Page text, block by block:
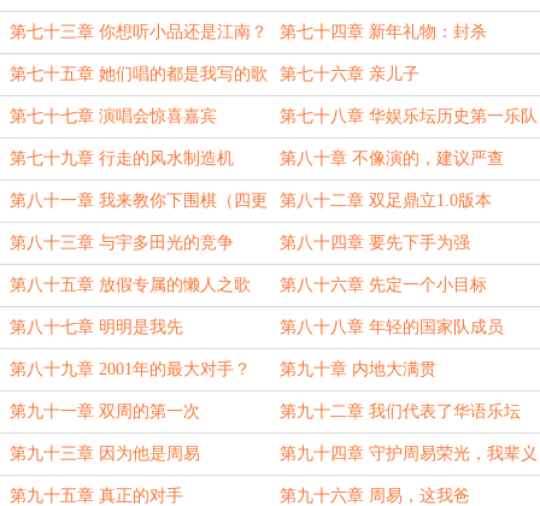
~）
第七十三章 你想听小品还是江南？ 第七十四章 新年礼物：封杀
第七十五章 她们唱的都是我写的歌 第七十六章 亲儿子
第七十七章 演唱会惊喜嘉宾 第七十八章 华娱乐坛历史第一乐队
组合
第七十九章 行走的风水制造机 第八十章 不像演的，建议严查
第八十一章 我来教你下围棋（四更
~）
第八十二章 双足鼎立1.0版本
第八十三章 与宇多田光的竞争 第八十四章 要先下手为强
第八十五章 放假专属的懒人之歌
（三更）
第八十六章 先定一个小目标
第八十七章 明明是我先 第八十八章 年轻的国家队成员
第八十九章 2001年的最大对手？ 第九十章 内地大满贯
第九十一章 双周的第一次 第九十二章 我们代表了华语乐坛
第九十三章 因为他是周易 第九十四章 守护周易荣光，我辈义
不容辞（三更～）
第九十五章 真正的对手 第九十六章 周易，这我爸